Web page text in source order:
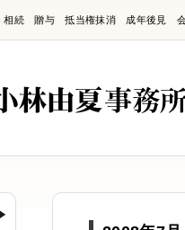
相続 贈与 抵当権抹消 成年後見